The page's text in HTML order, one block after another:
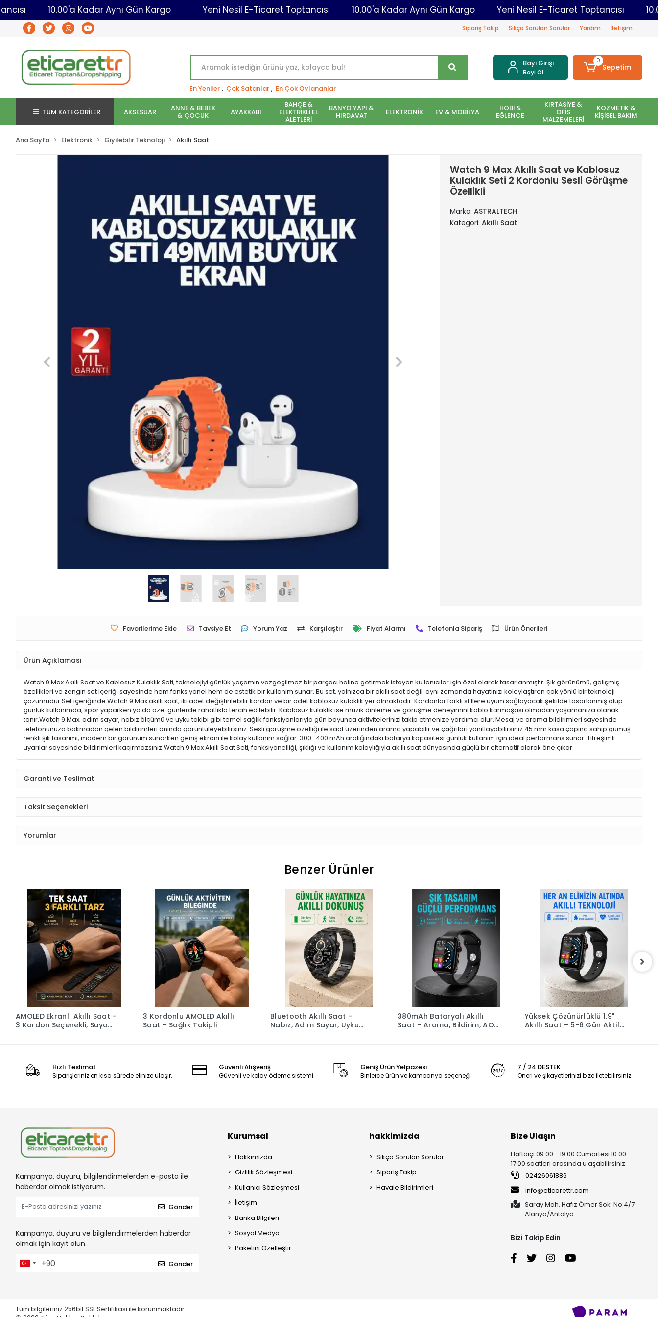
Toptancısı 10.00'a Kadar Aynı Gün Kargo Yeni Nesil E-Ticaret Toptancısı 10.00'a Kadar Aynı Gün Kargo Yeni Nesil E-Ticaret Toptancısı
Sipariş Takip Sıkça Sorulan Sorular Yardım İletişim
En Yeniler , Çok Satanlar , En Çok Oylananlar
Bayi Girişi
Bayi Ol
0
Sepetim
TÜM KATEGORİLER AKSESUAR ANNE & BEBEK
& ÇOCUK AYAKKABI
BAHÇE &
ELEKTRİKLİ EL
ALETLERİ
BANYO YAPI &
HIRDAVAT ELEKTRONİK EV & MOBİLYA HOBİ &
EĞLENCE
KIRTASİYE &
OFİS
MALZEMELERİ
KOZMETİK &
KİŞİSEL BAKIM
Ana Sayfa Elektronik Giyilebilir Teknoloji Akıllı Saat
Watch 9 Max Akıllı Saat ve Kablosuz
Kulaklık Seti 2 Kordonlu Sesli Görüşme
Özellikli
Marka:ASTRALTECH
Kategori:Akıllı Saat
Favorilerime Ekle Tavsiye Et Yorum Yaz Karşılaştır Fiyat Alarmı Telefonla Sipariş Ürün Önerileri
Ürün Açıklaması
Watch 9 Max Akıllı Saat ve Kablosuz Kulaklık Seti, teknolojiyi günlük yaşamın vazgeçilmez bir parçası haline getirmek isteyen kullanıcılar için özel olarak tasarlanmıştır. Şık görünümü, gelişmiş
özellikleri ve zengin set içeriği sayesinde hem fonksiyonel hem de estetik bir kullanım sunar. Bu set, yalnızca bir akıllı saat değil; aynı zamanda hayatınızı kolaylaştıran çok yönlü bir teknoloji
çözümüdür.Set içeriğinde Watch 9 Max akıllı saat, iki adet değiştirilebilir kordon ve bir adet kablosuz kulaklık yer almaktadır. Kordonlar farklı stillere uyum sağlayacak şekilde tasarlanmış olup
günlük kullanımda, spor yaparken ya da özel günlerde rahatlıkla tercih edilebilir. Kablosuz kulaklık ise müzik dinleme ve görüşme deneyimini kablo karmaşası olmadan yaşamanıza olanak
tanır.Watch 9 Max; adım sayar, nabız ölçümü ve uyku takibi gibi temel sağlık fonksiyonlarıyla gün boyunca aktivitelerinizi takip etmenize yardımcı olur. Mesaj ve arama bildirimleri sayesinde
telefonunuza bakmadan gelen bildirimleri anında görüntüleyebilirsiniz. Sesli görüşme özelliği ile saat üzerinden arama yapabilir ve çağrıları yanıtlayabilirsiniz.45 mm kasa çapına sahip gümüş
renkli şık tasarımı, modern bir görünüm sunarken geniş ekranı ile kolay kullanım sağlar. 300–400 mAh aralığındaki batarya kapasitesi günlük kullanım için ideal performans sunar. Titreşimli
uyarılar sayesinde bildirimleri kaçırmazsınız.Watch 9 Max Akıllı Saat Seti, fonksiyonelliği, şıklığı ve kullanım kolaylığıyla akıllı saat dünyasında güçlü bir alternatif olarak öne çıkar.
Garanti ve Teslimat
Taksit Seçenekleri
Yorumlar
Benzer Ürünler
AMOLED Ekranlı Akıllı Saat –
3 Kordon Seçenekli, Suya
3 Kordonlu AMOLED Akıllı
Saat – Sağlık Takipli
Bluetooth Akıllı Saat –
Nabız, Adım Sayar, Uyku
380mAh Bataryalı Akıllı
Saat – Arama, Bildirim, AOD
Yüksek Çözünürlüklü 1.9"
Akıllı Saat – 5-6 Gün Aktif
Hızlı Teslimat
Siparişleriniz en kısa sürede elinize ulaşır.
Güvenli Alışveriş
Güvenli ve kolay ödeme sistemi
Geniş Ürün Yelpazesi
Binlerce ürün ve kampanya seçeneği
7 / 24 DESTEK
Öneri ve şikayetlerinizi bize iletebilirsiniz.
Kampanya, duyuru, bilgilendirmelerden e-posta ile
haberdar olmak istiyorum.
Gönder
Kampanya, duyuru ve bilgilendirmelerden haberdar
olmak için kayıt olun.
Gönder
Kurumsal
Hakkımızda
Gizlilik Sözleşmesi
Kullanıcı Sözleşmesi
İletişim
Banka Bilgileri
Sosyal Medya
Paketini Özelleştir
hakkimizda
Sıkça Sorulan Sorular
Sipariş Takip
Havale Bildirimleri
Bize Ulaşın
Haftaiçi 09:00 - 19:00 Cumartesi 10:00 -
17:00 saatleri arasında ulaşabilirsiniz.
02426061886
info@eticarettr.com
Saray Mah. Hafız Ömer Sok. No:4/7
Alanya/Antalya
Bizi Takip Edin
Tüm bilgileriniz 256bit SSL Sertifikası ile korunmaktadır.